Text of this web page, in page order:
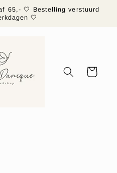
65,- 🤍 Bestelling verstuurd
🤍
Winkelwagen